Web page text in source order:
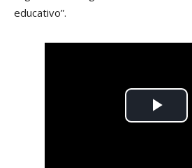
educativo”.